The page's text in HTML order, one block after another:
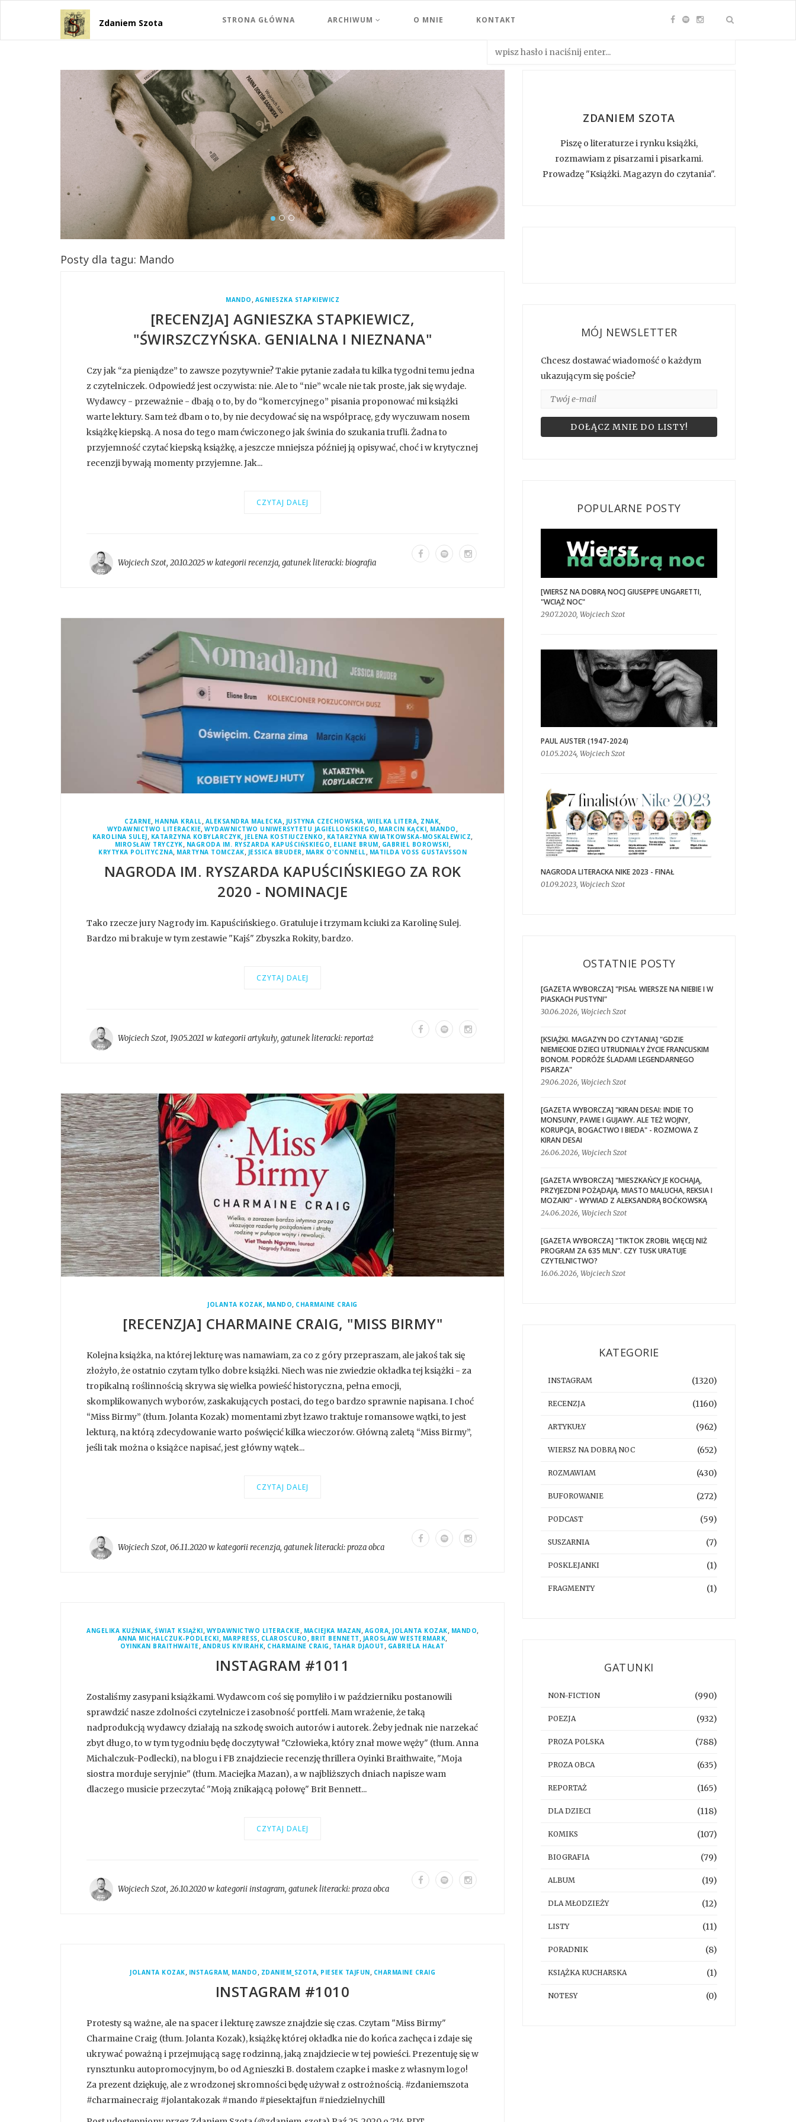
Zdaniem Szota STRONA GŁÓWNA ARCHIWUM O MNIE KONTAKT
Posty dla tagu: Mando
MANDO , AGNIESZKA STAPKIEWICZ
[RECENZJA] AGNIESZKA STAPKIEWICZ,
"ŚWIRSZCZYŃSKA. GENIALNA I NIEZNANA"
Czy jak “za pieniądze” to zawsze pozytywnie? Takie pytanie zadała tu kilka tygodni temu jedna
z czytelniczek. Odpowiedź jest oczywista: nie. Ale to “nie” wcale nie tak proste, jak się wydaje.
Wydawcy - przeważnie - dbają o to, by do “komercyjnego” pisania proponować mi książki
warte lektury. Sam też dbam o to, by nie decydować się na współpracę, gdy wyczuwam nosem
książkę kiepską. A nosa do tego mam ćwiczonego jak świnia do szukania trufli. Żadna to
przyjemność czytać kiepską książkę, a jeszcze mniejsza później ją opisywać, choć i w krytycznej
recenzji bywają momenty przyjemne. Jak...
CZYTAJ DALEJ
Wojciech Szot, 20.10.2025 w kategoriirecenzja, gatunek literacki:biografia
CZARNE, HANNA KRALL, ALEKSANDRA MAŁECKA, JUSTYNA CZECHOWSKA, WIELKA LITERA, ZNAK,
WYDAWNICTWO LITERACKIE,WYDAWNICTWO UNIWERSYTETU JAGIELLOŃSKIEGO, MARCIN KĄCKI, MANDO ,
KAROLINA SULEJ, KATARZYNA KOBYLARCZYK, JELENA KOSTIUCZENKO , KATARZYNA KWIATKOWSKA-MOSKALEWICZ,
MIROSŁAW TRYCZYK, NAGRODA IM. RYSZARDA KAPUŚCIŃSKIEGO, ELIANE BRUM, GABRIEL BOROWSKI,
KRYTYKA POLITYCZNA, MARTYNA TOMCZAK, JESSICA BRUDER, MARK O'CONNELL, MATILDA VOSS GUSTAVSSON
NAGRODA IM. RYSZARDA KAPUŚCIŃSKIEGO ZA ROK
2020 - NOMINACJE
Tako rzecze jury Nagrody im. Kapuścińskiego. Gratuluje i trzymam kciuki za Karolinę Sulej.
Bardzo mi brakuje w tym zestawie "Kajś" Zbyszka Rokity, bardzo.
CZYTAJ DALEJ
Wojciech Szot, 19.05.2021 w kategoriiartykuły, gatunek literacki:reportaż
JOLANTA KOZAK, MANDO, CHARMAINE CRAIG
[RECENZJA] CHARMAINE CRAIG, "MISS BIRMY"
Kolejna książka, na której lekturę was namawiam, za co z góry przepraszam, ale jakoś tak się
złożyło, że ostatnio czytam tylko dobre książki. Niech was nie zwiedzie okładka tej książki - za
tropikalną roślinnością skrywa się wielka powieść historyczna, pełna emocji,
skomplikowanych wyborów, zaskakujących postaci, do tego bardzo sprawnie napisana. I choć
“Miss Birmy” (tłum. Jolanta Kozak) momentami zbyt łzawo traktuje romansowe wątki, to jest
lekturą, na którą zdecydowanie warto poświęcić kilka wieczorów. Główną zaletą “Miss Birmy”,
jeśli tak można o książce napisać, jest główny wątek...
CZYTAJ DALEJ
Wojciech Szot, 06.11.2020 w kategoriirecenzja, gatunek literacki:proza obca
ANGELIKA KUŹNIAK, ŚWIAT KSIĄŻKI, WYDAWNICTWO LITERACKIE, MACIEJKA MAZAN, AGORA, JOLANTA KOZAK, MANDO,
ANNA MICHALCZUK-PODLECKI, MARPRESS, CLAROSCURO, BRIT BENNETT, JAROSŁAW WESTERMARK,
OYINKAN BRAITHWAITE, ANDRUS KIVIRAHK, CHARMAINE CRAIG, TAHAR DJAOUT, GABRIELA HAŁAT
INSTAGRAM #1011
Zostaliśmy zasypani książkami. Wydawcom coś się pomyliło i w październiku postanowili
sprawdzić nasze zdolności czytelnicze i zasobność portfeli. Mam wrażenie, że taką
nadprodukcją wydawcy działają na szkodę swoich autorów i autorek. Żeby jednak nie narzekać
zbyt długo, to w tym tygodniu będę doczytywał "Człowieka, który znał mowe węży" (tłum. Anna
Michalczuk-Podlecki), na blogu i FB znajdziecie recenzję thrillera Oyinki Braithwaite, "Moja
siostra morduje seryjnie" (tłum. Maciejka Mazan), a w najbliższych dniach napisze wam
dlaczego musicie przeczytać "Moją znikającą połowę" Brit Bennett...
CZYTAJ DALEJ
Wojciech Szot, 26.10.2020 w kategoriiinstagram, gatunek literacki:proza obca
JOLANTA KOZAK, INSTAGRAM, MANDO, ZDANIEM_SZOTA, PIESEK TAJFUN, CHARMAINE CRAIG
INSTAGRAM #1010
Protesty są ważne, ale na spacer i lekturę zawsze znajdzie się czas. Czytam "Miss Birmy"
Charmaine Craig (tłum. Jolanta Kozak), książkę której okładka nie do końca zachęca i zdaje się
ukrywać poważną i przejmującą sagę rodzinną, jaką znajdziecie w tej powieści. Prezentuję się w
rynsztunku autopromocyjnym, bo od Agnieszki B. dostałem czapke i maske z własnym logo!
Za prezent dziękuję, ale z wrodzonej skromności będę używał z ostrożnością. #zdaniemszota
#charmainecraig #jolantakozak #mando #piesektajfun #niedzielnychill
ZDANIEM SZOTA
Piszę o literaturze i rynku książki,
rozmawiam z pisarzami i pisarkami.
Prowadzę "Książki. Magazyn do czytania".
MÓJ NEWSLETTER
Chcesz dostawać wiadomość o każdym
ukazującym się poście?
POPULARNE POSTY
[WIERSZ NA DOBRĄ NOC] GIUSEPPE UNGARETTI,
"WCIĄŻ NOC"
29.07.2020, Wojciech Szot
PAUL AUSTER (1947-2024)
01.05.2024, Wojciech Szot
NAGRODA LITERACKA NIKE 2023 - FINAŁ
01.09.2023, Wojciech Szot
OSTATNIE POSTY
[GAZETA WYBORCZA] "PISAŁ WIERSZE NA NIEBIE I W
PIASKACH PUSTYNI"
30.06.2026, Wojciech Szot
[KSIĄŻKI. MAGAZYN DO CZYTANIA] "GDZIE
NIEMIECKIE DZIECI UTRUDNIAŁY ŻYCIE FRANCUSKIM
BONOM. PODRÓŻE ŚLADAMI LEGENDARNEGO
PISARZA"
29.06.2026, Wojciech Szot
[GAZETA WYBORCZA] "KIRAN DESAI: INDIE TO
MONSUNY, PAWIE I GUJAWY. ALE TEŻ WOJNY,
KORUPCJA, BOGACTWO I BIEDA" - ROZMOWA Z
KIRAN DESAI
26.06.2026, Wojciech Szot
[GAZETA WYBORCZA] "MIESZKAŃCY JE KOCHAJĄ,
PRZYJEZDNI POŻĄDAJĄ. MIASTO MALUCHA, REKSIA I
MOZAIKI" - WYWIAD Z ALEKSANDRĄ BOĆKOWSKĄ
24.06.2026, Wojciech Szot
[GAZETA WYBORCZA] "TIKTOK ZROBIŁ WIĘCEJ NIŻ
PROGRAM ZA 635 MLN". CZY TUSK URATUJE
CZYTELNICTWO?
16.06.2026, Wojciech Szot
KATEGORIE
INSTAGRAM (1320)
RECENZJA (1160)
ARTYKUŁY (962)
WIERSZ NA DOBRĄ NOC (652)
ROZMAWIAM (430)
BUFOROWANIE (272)
PODCAST (59)
SUSZARNIA (7)
POSKLEJANKI (1)
FRAGMENTY (1)
GATUNKI
NON-FICTION (990)
POEZJA (932)
PROZA POLSKA (788)
PROZA OBCA (635)
REPORTAŻ (165)
DLA DZIECI (118)
KOMIKS (107)
BIOGRAFIA (79)
ALBUM (19)
DLA MŁODZIEŻY (12)
LISTY (11)
PORADNIK (8)
KSIĄŻKA KUCHARSKA (1)
NOTESY (0)